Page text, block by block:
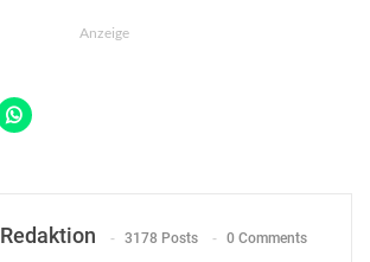
Anzeige
Redaktion 3178 Posts 0 Comments